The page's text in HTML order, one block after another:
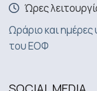
Ώρες
Ωράριο και
του ΕΟΦ